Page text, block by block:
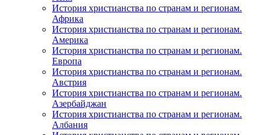
История христианства по странам и регионам.
Африка
История христианства по странам и регионам.
Америка
История христианства по странам и регионам.
Европа
История христианства по странам и регионам.
Австрия
История христианства по странам и регионам.
Азербайджан
История христианства по странам и регионам.
Албания